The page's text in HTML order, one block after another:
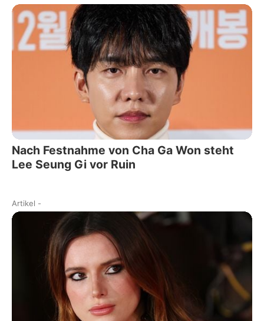
Nach Festnahme von Cha Ga Won steht
Lee Seung Gi vor Ruin
Artikel -